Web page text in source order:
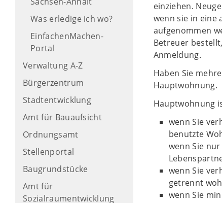
Was erledige ich wo?
EinfachenMachen-
Portal
Verwaltung A-Z
Bürgerzentrum
Stadtentwicklung
Amt für Bauaufsicht
Ordnungsamt
Stellenportal
Baugrundstücke
Amt für
Sozialraumentwicklung
einziehen.
wenn sie in eine
aufgenommen
Betreuer
Anmeldung.
Haben Sie
Hauptwohnung.
Hauptwohnung
wenn Sie
benutzte
wenn Sie
wenn Sie
getrennt
wenn Sie